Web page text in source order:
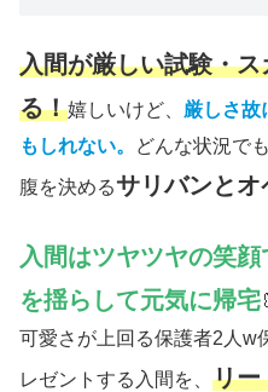
入間が厳しい試験・
る！嬉しいけど、 厳しさ故
もしれない。
どんな状況で
腹を決めるサリバンとオ
入間はツヤツヤの笑
を揺らして元気に帰宅
可愛さが上回る保護者2人w
レゼントする入間を、 リー